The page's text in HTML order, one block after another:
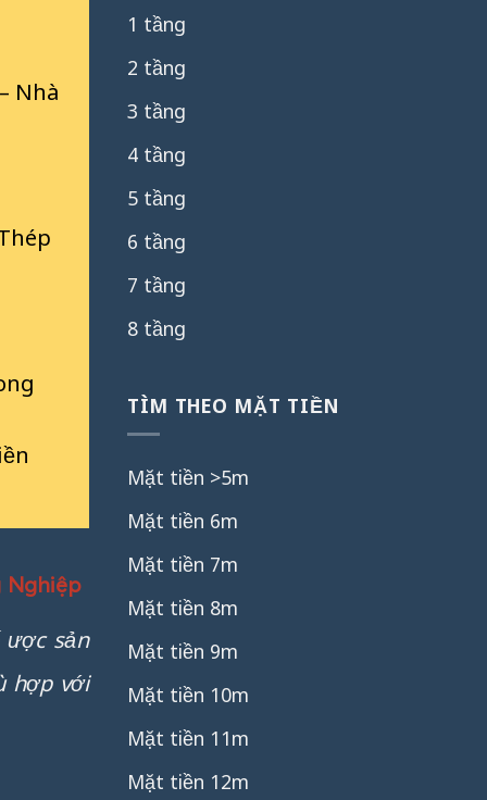
Nhà
Nghiệp
sản
hợp với
1 tầng
2 tầng
3 tầng
4 tầng
5 tầng
6 tầng
7 tầng
8 tầng
TÌM THEO MẶT TIỀN
Mặt tiền >5m
Mặt tiền 6m
Mặt tiền 7m
Mặt tiền 8m
Mặt tiền 9m
Mặt tiền 10m
Mặt tiền 11m
Mặt tiền 12m